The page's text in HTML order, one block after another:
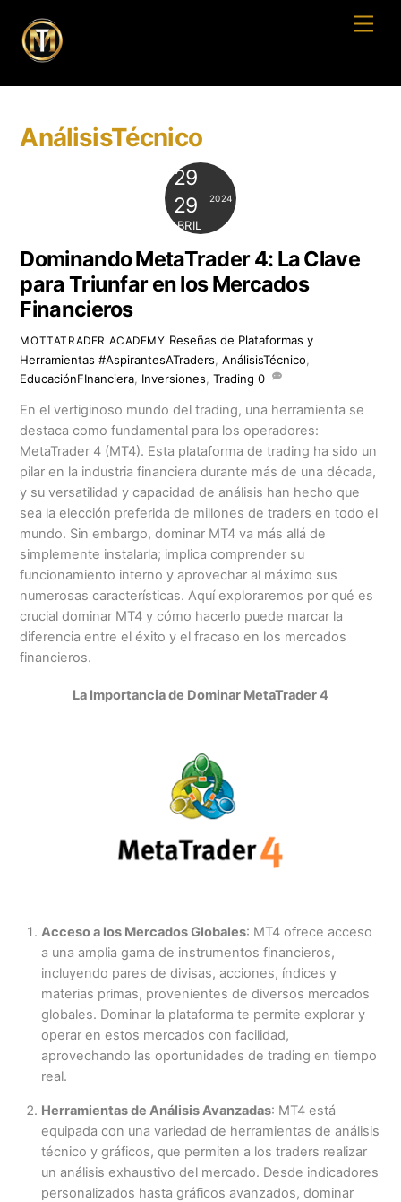
content
AnálisisTécnico
29
29
ABRIL
2024
Dominando MetaTrader 4: La Clave
para Triunfar en los Mercados
Financieros
MOTTATRADER ACADEMY Reseñas de Plataformas y
Herramientas #AspirantesATraders ,AnálisisTécnico
EducaciónFInanciera Inversiones ,Trading 0
En el vertiginoso mundo del trading, una herramienta se
destaca como fundamental para los operadores:
MetaTrader 4 (MT4). Esta plataforma de trading ha sido un
pilar en la industria financiera durante más de una década,
y su versatilidad y capacidad de análisis han hecho que
sea la elección preferida de millones de traders en todo el
mundo. Sin embargo, dominar MT4 va más allá de
simplemente instalarla; implica comprender su
funcionamiento interno y aprovechar al máximo sus
numerosas características. Aquí exploraremos por qué es
crucial dominar MT4 y cómo hacerlo puede marcar la
diferencia entre el éxito y el fracaso en los mercados
financieros.
La Importancia de Dominar MetaTrader 4
Acceso a los Mercados Globales: MT4 ofrece acceso
a una amplia gama de instrumentos financieros,
incluyendo pares de divisas, acciones, índices y
materias primas, provenientes de diversos mercados
globales. Dominar la plataforma te permite explorar y
operar en estos mercados con facilidad,
aprovechando las oportunidades de trading en tiempo
real.
Herramientas de Análisis Avanzadas: MT4 está
equipada con una variedad de herramientas de análisis
técnico y gráficos, que permiten a los traders realizar
un análisis exhaustivo del mercado. Desde indicadores
personalizados hasta gráficos avanzados, dominar